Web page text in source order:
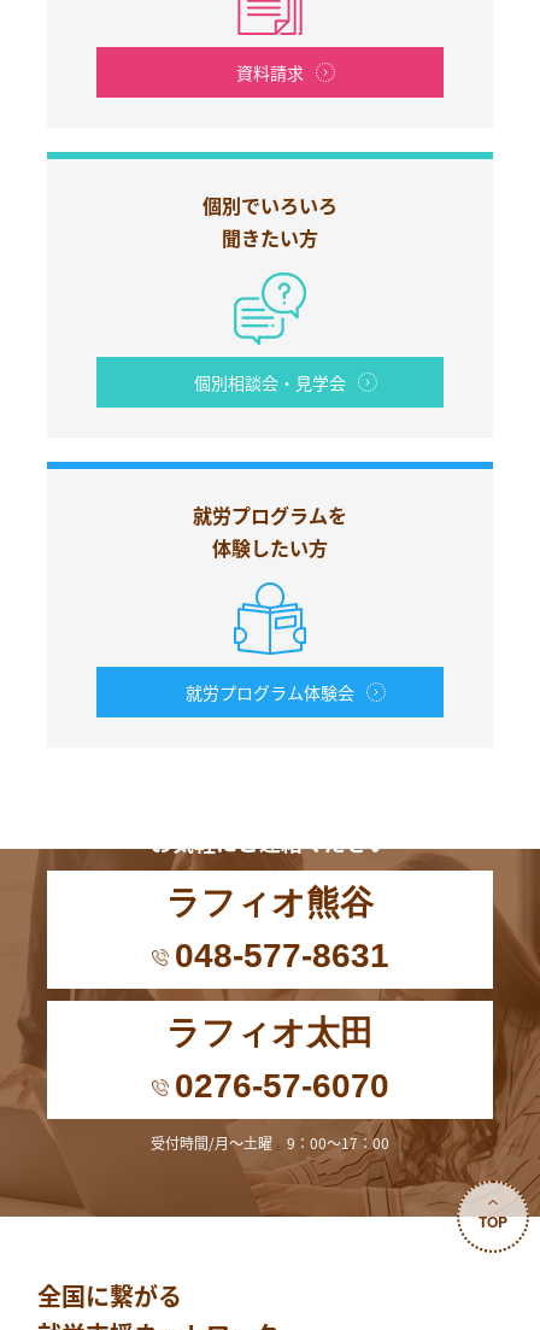
資料請求
個別でいろいろ
聞きたい方
個別相談会・見学会
就労プログラムを
体験したい方
就労プログラム体験会
お気軽にご連絡ください
ラフィオ熊谷
048-577-8631
ラフィオ太田
0276-57-6070
受付時間/月～土曜 9：00～17：00
TOP
全国に繋がる